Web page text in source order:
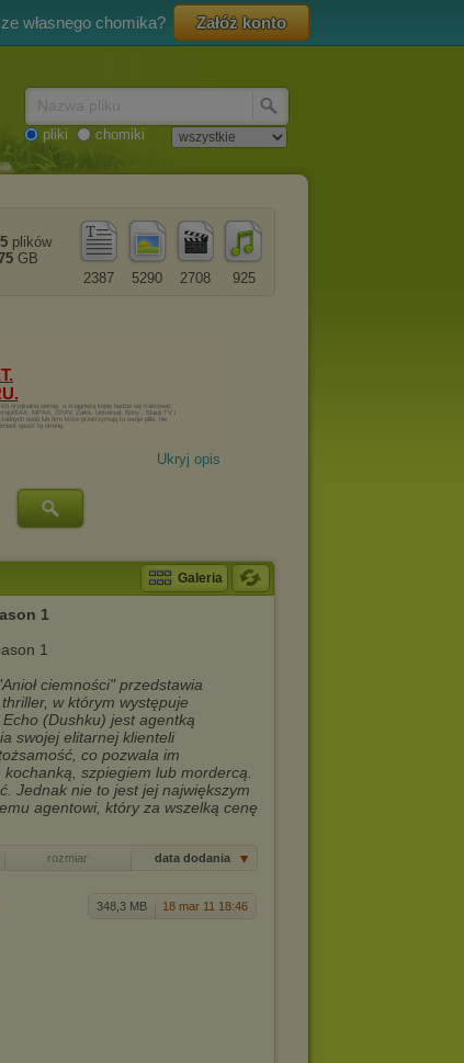
własnego chomika? Załóż konto
pliki chomiki
925
2708
5290
2387
plików
GB
Ukryj opis
Galeria
1
ciemności" przedstawia
w którym występuje
(Dushku) jest agentką
swojej elitarnej klienteli
co pozwala im
szpiegiem lub mordercą.
Jednak nie to jest jej największym
agentowi, który za wszelką cenę
rozmiar data dodania
348,3 MB 18 mar 11 18:46